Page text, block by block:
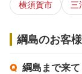
横須賀市
三
綱島のお客
綱島まで来